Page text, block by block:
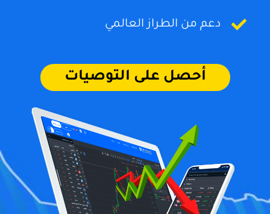
دعم من الطراز العالمي
أحصل على التوصيات